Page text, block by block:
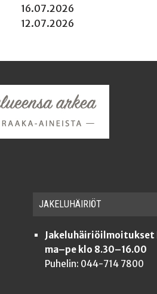
16.07.2026
12.07.2026
JAKE­LU­HÄI­RIÖT
Jakeluhäiriöilmoitukset
ma–pe klo 8.30–16.00
Puhelin: 044-714 7800